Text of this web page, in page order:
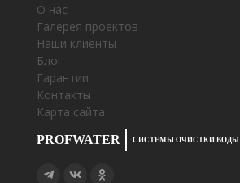
О нас
Галерея проектов
Наши клиенты
Блог
Гарантии
Контакты
Карта сайта
PROFWATER СИСТЕМЫ ОЧИСТКИ ВОДЫ